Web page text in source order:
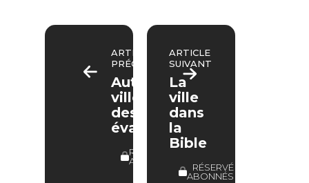
ARTICLE
PRÉCÉDENT
Autres
villes
des
évangiles
RÉSERVÉ
ABONNÉS
ARTICLE
SUIVANT
La
ville
dans
la
Bible
RÉSERVÉ
ABONNÉS